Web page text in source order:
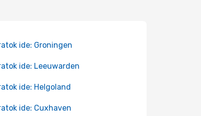
ide: Groningen
ide: Leeuwarden
ide: Helgoland
ide: Cuxhaven